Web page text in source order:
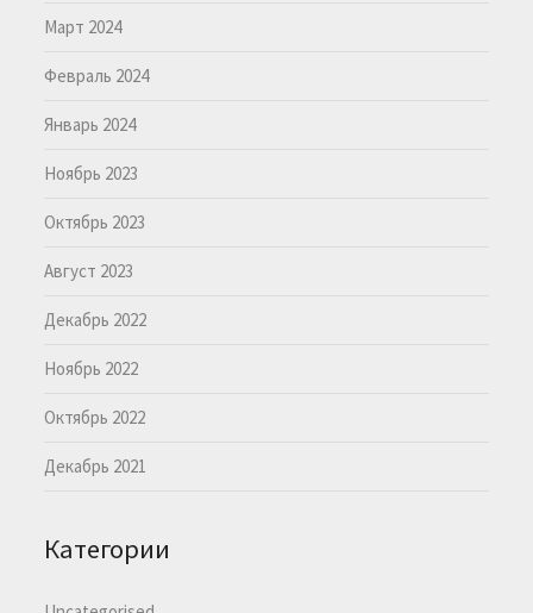
Март 2024
Февраль 2024
Январь 2024
Ноябрь 2023
Октябрь 2023
Август 2023
Декабрь 2022
Ноябрь 2022
Октябрь 2022
Декабрь 2021
Категории